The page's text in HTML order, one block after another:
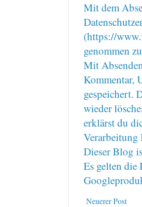
Mit dem
(https://
genommen
Mit
Kommentar,
gespeichert.
wieder
erklärst du
Verarbeitung
Dieser Blog
Es gelten
Neuerer Post